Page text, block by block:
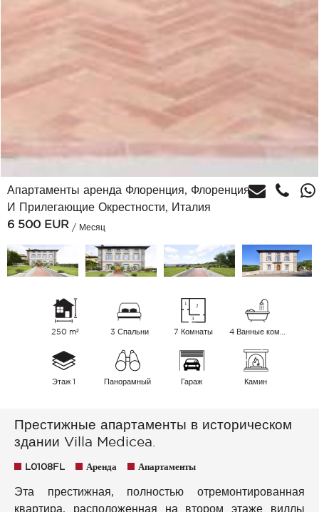
Апартаменты аренда Флоренция, Флоренция
И Прилегающие Окрестности, Италия
6 500 EUR / Месяц
250 m² 3 Спальни 7 Комнаты
Этаж 1 Панорамный Гараж Камин
Престижные апартаменты в историческом
здании Villa Medicea.
L0108FL Аренда Апартаменты
Эта престижная, полностью отремонтированная
квартира, расположенная на втором этаже виллы